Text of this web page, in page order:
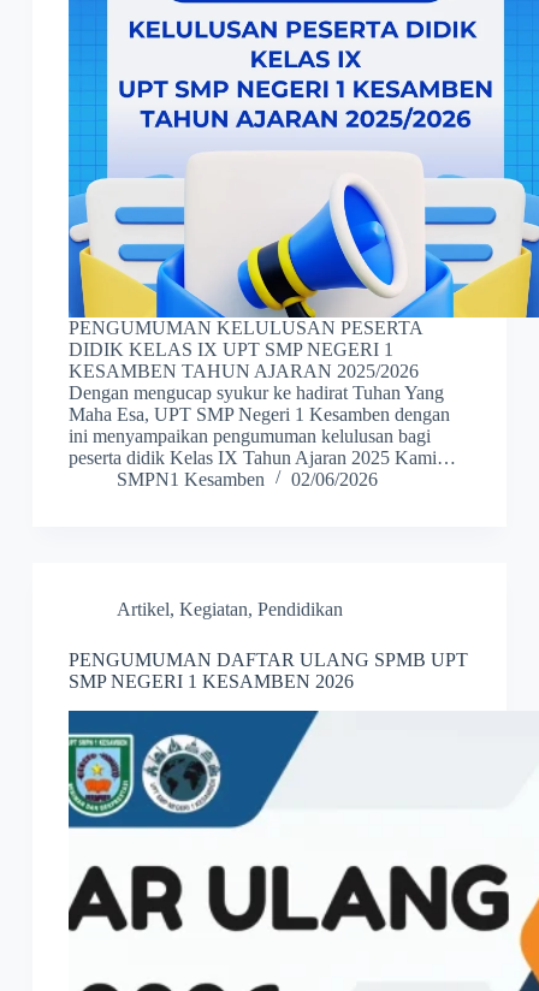
PENGUMUMAN KELULUSAN PESERTA
DIDIK KELAS IX UPT SMP NEGERI 1
KESAMBEN TAHUN AJARAN 2025/2026
Dengan mengucap syukur ke hadirat Tuhan Yang
Maha Esa, UPT SMP Negeri 1 Kesamben dengan
ini menyampaikan pengumuman kelulusan bagi
peserta didik Kelas IX Tahun Ajaran 2025 Kami…
SMPN1 Kesamben
02/06/2026
Artikel, Kegiatan, Pendidikan
PENGUMUMAN DAFTAR ULANG SPMB UPT
SMP NEGERI 1 KESAMBEN 2026